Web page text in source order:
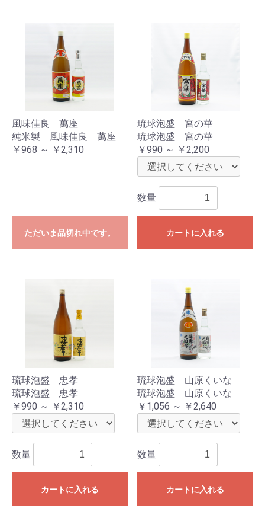
風味佳良 萬座
純米製 風味佳良 萬座
￥968 ～ ￥2,310
ただいま品切れ中です。
琉球泡盛 宮の華
琉球泡盛 宮の華
￥990 ～ ￥2,200
数量
カートに入れる
琉球泡盛 忠孝
琉球泡盛 忠孝
￥990 ～ ￥2,310
数量
カートに入れる
琉球泡盛 山原くいな
琉球泡盛 山原くいな
￥1,056 ～ ￥2,640
数量
カートに入れる